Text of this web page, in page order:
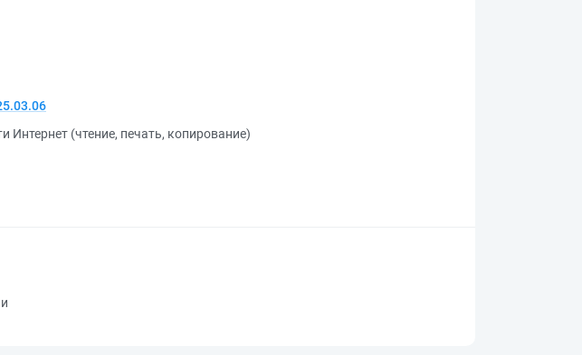
Интернет (чтение, печать, копирование)